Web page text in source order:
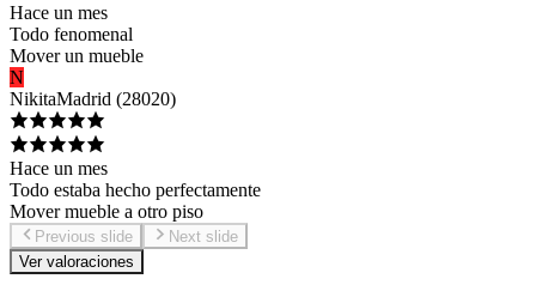
Hace un mes
Todo fenomenal
Mover un mueble
N
NikitaMadrid (28020)
Hace un mes
Todo estaba hecho perfectamente
Mover mueble a otro piso
Previous slide
Next slide
Ver valoraciones